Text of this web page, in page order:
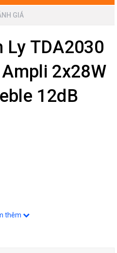
GIÁ
Ly TDA2030
2x28W
12dB
thêm